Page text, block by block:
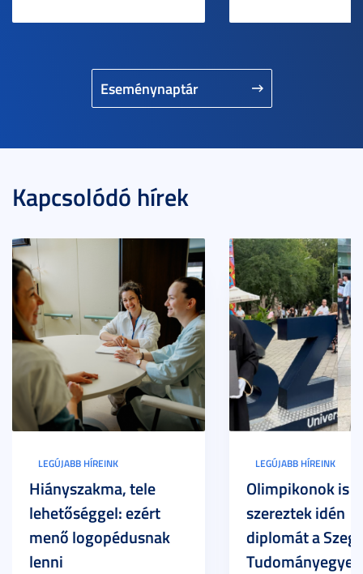
Eseménynaptár
Kapcsolódó hírek
LEGÚJABB HÍREINK
Hiányszakma, tele
lehetőséggel: ezért
menő logopédusnak
lenni
LEGÚJABB HÍREINK
Olimpikonok is
szereztek idén
diplomát a